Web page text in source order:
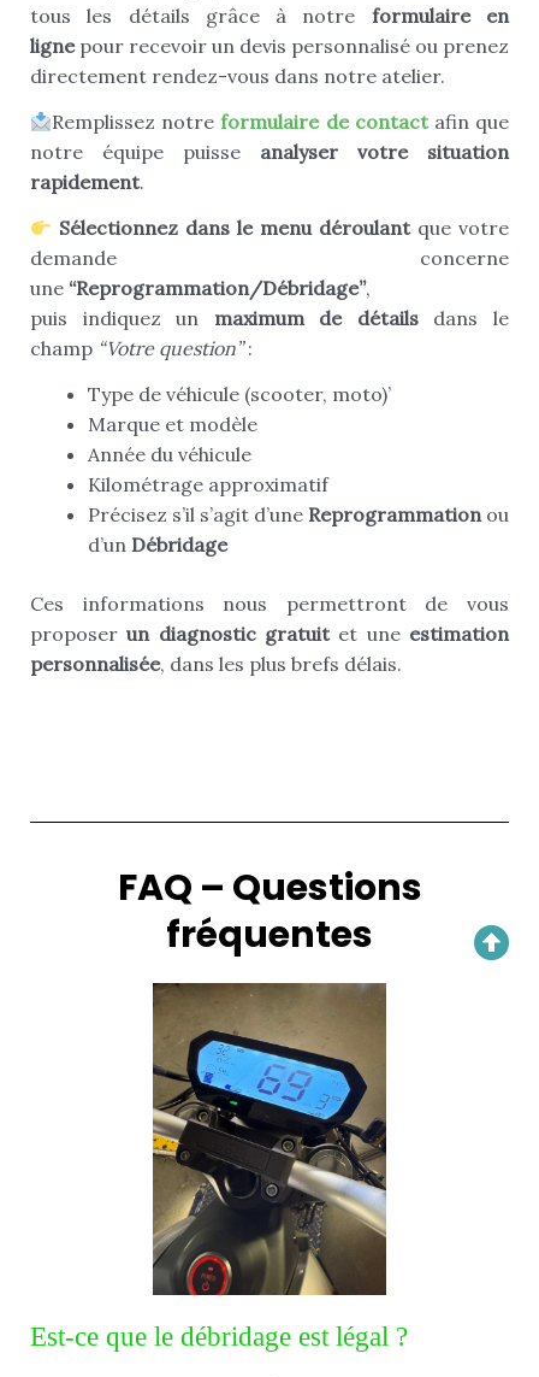
tous les détails grâce à notre formulaire en
lignepour recevoir un devis personnalisé ou prenez
directement rendez-vous dans notre atelier.
Remplissez notreformulaire de contactafin que
notre équipe puisse analyser votre situation
rapidement.
Sélectionnez dans le menu déroulantque votre
demande concerne
une “Reprogrammation/Débridage”,
puis indiquez un maximum de détailsdans le
champ “Votre question”:
Type de véhicule (scooter, moto)’
Marque et modèle
Année du véhicule
Kilométrage approximatif
Précisez s’il s’agit d’une Reprogrammationou
d’un Débridage
Ces informations nous permettront de vous
proposerun diagnostic gratuitet une estimation
personnalisée, dans les plus brefs délais.
FAQ – Questions
fréquentes
Est-ce que le débridage est légal ?